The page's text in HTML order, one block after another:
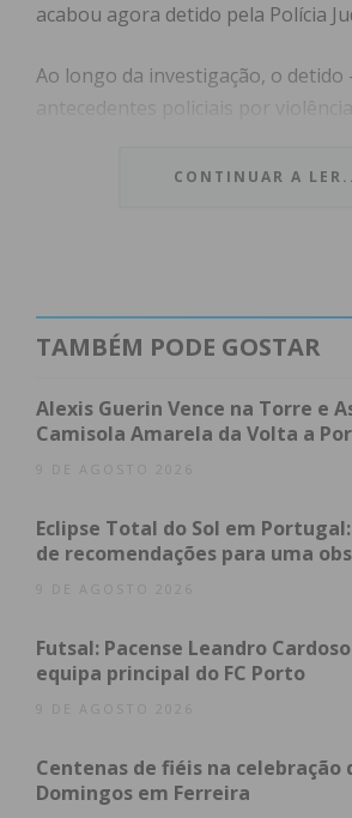
acabou agora detido pela Polícia
Ao longo da investigação, o detido
antecedentes policiais por violência
que recaíam sobre si, tentando
Subscreva a
Assine nossa newsletter
obtenha de forma regular a
CONTINUAR A
TAMBÉM PODE GOSTAR
Alexis Guerin Vence na Torre e
Camisola Amarela da Volta a
9 DE AGOSTO 2026
Eclipse Total do Sol em
de recomendações para uma
9 DE AGOSTO 2026
Futsal: Pacense Leandro
equipa principal do FC Porto
9 DE AGOSTO 2026
Centenas de fiéis na celebração
Domingos em Ferreira